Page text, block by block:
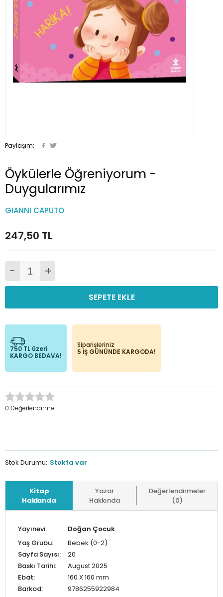
Paylaşım:
Öykülerle Öğreniyorum -
Duygularımız
GIANNI CAPUTO
247,50 TL
- +
SEPETE EKLE
750 TL üzeri
KARGO BEDAVA!
Siparişleriniz
5 İŞ GÜNÜNDE KARGODA!
0 Değerlendirme
Stok Durumu: Stokta var
Kitap
Hakkında
Yazar
Hakkında
Değerlendirmeler
(0)
Yayınevi:
Doğan Çocuk
Yaş Grubu:
Bebek (0-2)
Sayfa Sayısı:
20
Baskı Tarihi:
August 2025
Ebat:
160 X 160 mm
Barkod:
9786255922984